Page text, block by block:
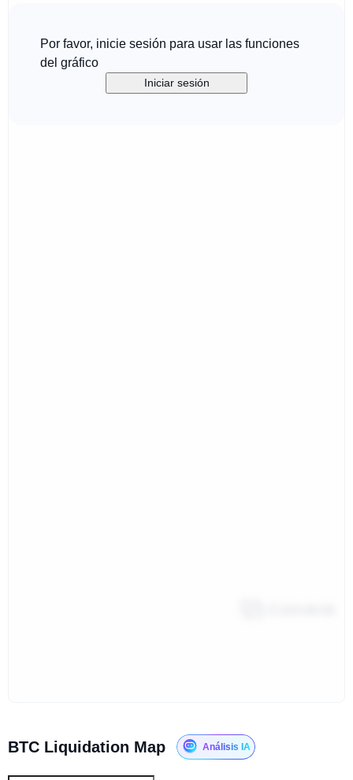
Por favor, inicie sesión para usar las funciones
del gráfico
Iniciar sesión
BTC Liquidation Map Análisis IA